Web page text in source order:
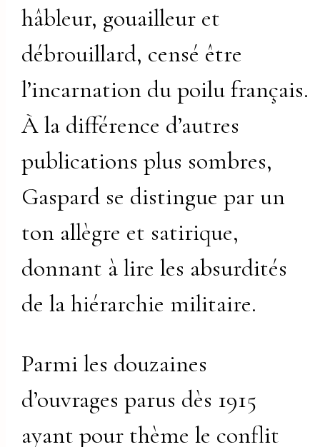
hâbleur, gouailleur et
débrouillard, censé être
l’incarnation du poilu français.
À la différence d’autres
publications plus sombres,
Gaspard se distingue par un
ton allègre et satirique,
donnant à lire les absurdités
de la hiérarchie militaire.
Parmi les douzaines
d’ouvrages parus dès 1915
ayant pour thème le conflit